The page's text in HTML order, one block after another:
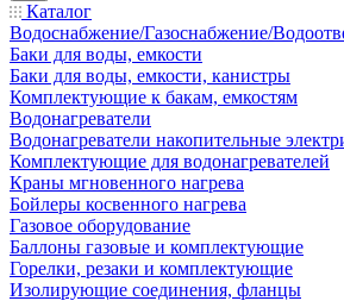
Каталог
Водоснабжение/Газоснабжение/
Баки для воды, емкости
Баки для воды, емкости, канистры
Комплектующие к бакам, емкостям
Водонагреватели
Водонагреватели накопительные
Комплектующие для водонагревателей
Краны мгновенного нагрева
Бойлеры косвенного нагрева
Газовое оборудование
Баллоны газовые и комплектующие
Горелки, резаки и комплектующие
Изолирующие соединения, фланцы